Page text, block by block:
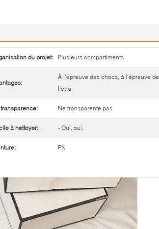
du projet: Plusieurs compartiments
À l'épreuve des chocs, à l'épreuve de
l'eau
Ne transparente pas
à nettoyer: - Oui, oui.
PN